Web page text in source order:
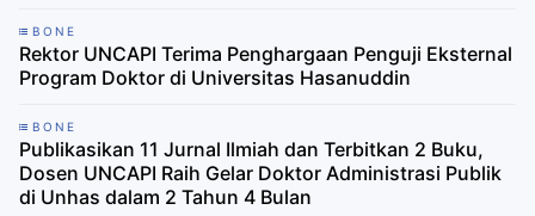
BONE
Rektor UNCAPI Terima Penghargaan Penguji Eksternal
Program Doktor di Universitas Hasanuddin
BONE
Publikasikan 11 Jurnal Ilmiah dan Terbitkan 2 Buku,
Dosen UNCAPI Raih Gelar Doktor Administrasi Publik
di Unhas dalam 2 Tahun 4 Bulan